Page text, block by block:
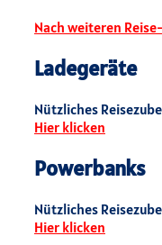
Nach weiteren
Ladegeräte
Nützliches
Hier klicken
Powerbanks
Nützliches
Hier klicken